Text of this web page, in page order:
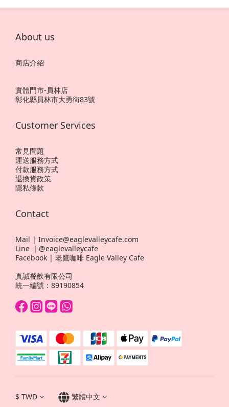
About us
商店介紹
實體門市-員林店
彰化縣員林市大勇街83號
Customer Services
常見問題
運送服務方式
付款服務方式
退換貨政策
隱私條款
Contact
Mail | Invoice@eaglevalleycafe.com
Line ｜@eaglevalleycafe
Facebook | 老鷹咖啡 Eagle Valley Cafe
真誠餐飲有限公司
統一編號：89190854
$ TWD 繁體中文